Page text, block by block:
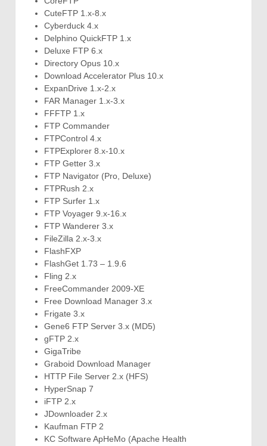
CuteFTP 1.x-8.x
Cyberduck 4.x
Delphino QuickFTP 1.x
Deluxe FTP 6.x
Directory Opus 10.x
Download Accelerator Plus 10.x
ExpanDrive 1.x-2.x
FAR Manager 1.x-3.x
FFFTP 1.x
FTP Commander
FTPControl 4.x
FTPExplorer 8.x-10.x
FTP Getter 3.x
FTP Navigator (Pro, Deluxe)
FTPRush 2.x
FTP Surfer 1.x
FTP Voyager 9.x-16.x
FTP Wanderer 3.x
FileZilla 2.x-3.x
FlashFXP
FlashGet 1.73 – 1.9.6
Fling 2.x
FreeCommander 2009-XE
Free Download Manager 3.x
Frigate 3.x
Gene6 FTP Server 3.x (MD5)
gFTP 2.x
GigaTribe
Graboid Download Manager
HTTP File Server 2.x (HFS)
HyperSnap 7
iFTP 2.x
JDownloader 2.x
Kaufman FTP 2
KC Software ApHeMo (Apache Health